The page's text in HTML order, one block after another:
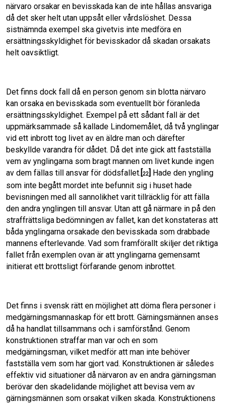
närvaro orsakar en bevisskada kan de inte hållas ansvariga
då det sker helt utan uppsåt eller vårdslöshet. Dessa
sistnämnda exempel ska givetvis inte medföra en
ersättningsskyldighet för bevisskador då skadan orsakats
helt oavsiktligt.
Det finns dock fall då en person genom sin blotta närvaro
kan orsaka en bevisskada som eventuellt bör föranleda
ersättningsskyldighet. Exempel på ett sådant fall är det
uppmärksammade så kallade Lindomemålet, då två ynglingar
vid ett inbrott tog livet av en äldre man och därefter
beskyllde varandra för dådet. Då det inte gick att fastställa
vem av ynglingarna som bragt mannen om livet kunde ingen
av dem fällas till ansvar för dödsfallet. [22] Hade den yngling
som inte begått mordet inte befunnit sig i huset hade
bevisningen med all sannolikhet varit tillräcklig för att fälla
den andra ynglingen till ansvar. Utan att gå närmare in på den
straffrättsliga bedömningen av fallet, kan det konstateras att
båda ynglingarna orsakade den bevisskada som drabbade
mannens efterlevande. Vad som framförallt skiljer det riktiga
fallet från exemplen ovan är att ynglingarna gemensamt
initierat ett brottsligt förfarande genom inbrottet.
Det finns i svensk rätt en möjlighet att döma flera personer i
medgärningsmannaskap för ett brott. Gärningsmännen anses
då ha handlat tillsammans och i samförstånd. Genom
konstruktionen straffar man var och en som
medgärningsman, vilket medför att man inte behöver
fastställa vem som har gjort vad. Konstruktionen är således
effektiv vid situationer då närvaron av en andra gärningsman
berövar den skade­lidande möjlighet att bevisa vem av
gärningsmännen som orsakat vilken skada. Konstruktionens